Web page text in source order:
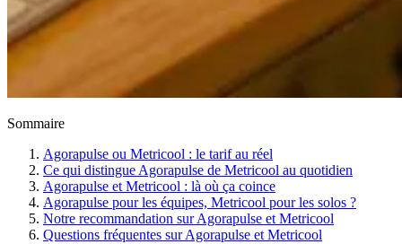
Sommaire
Agorapulse ou Metricool : le tarif au réel
Ce qui distingue Agorapulse de Metricool au quotidien
Agorapulse et Metricool : là où ça coince
Agorapulse pour les équipes, Metricool pour les solos ?
Notre recommandation sur Agorapulse et Metricool
Questions fréquentes sur Agorapulse et Metricool